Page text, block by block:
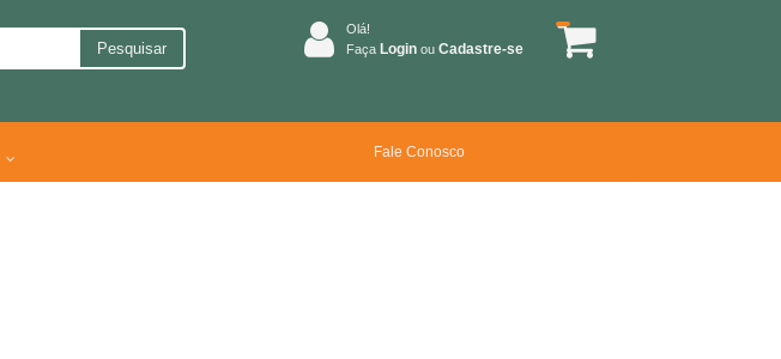
Pesquisar
Olá!
Faça Login ou Cadastre-se
Fale Conosco